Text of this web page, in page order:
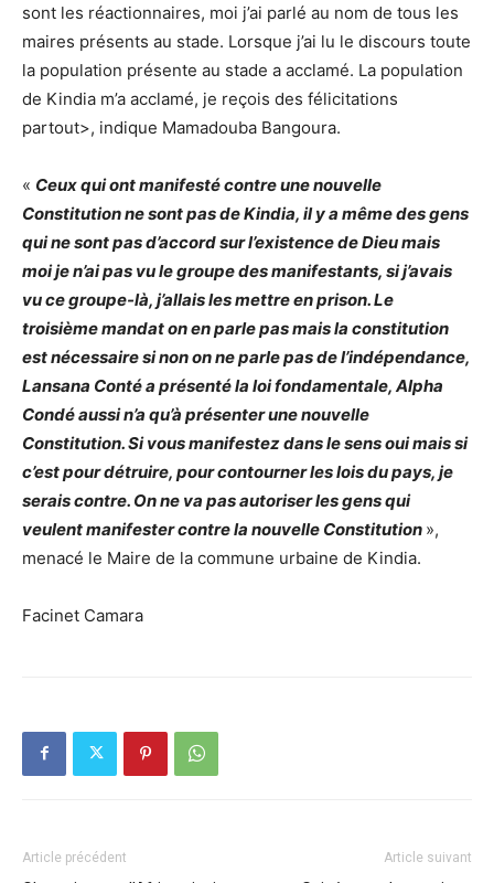
sont les réactionnaires, moi j’ai parlé au nom de tous les
maires présents au stade. Lorsque j’ai lu le discours toute
la population présente au stade a acclamé. La population
de Kindia m’a acclamé, je reçois des félicitations
partout>, indique Mamadouba Bangoura.
« Ceux qui ont manifesté contre une nouvelle
Constitution ne sont pas de Kindia, il y a même des gens
qui ne sont pas d’accord sur l’existence de Dieu mais
moi je n’ai pas vu le groupe des manifestants, si j’avais
vu ce groupe-là, j’allais les mettre en prison. Le
troisième mandat on en parle pas mais la constitution
est nécessaire si non on ne parle pas de l’indépendance,
Lansana Conté a présenté la loi fondamentale, Alpha
Condé aussi n’a qu’à présenter une nouvelle
Constitution. Si vous manifestez dans le sens oui mais si
c’est pour détruire, pour contourner les lois du pays, je
serais contre. On ne va pas autoriser les gens qui
veulent manifester contre la nouvelle Constitution »,
menacé le Maire de la commune urbaine de Kindia.
Facinet Camara
Article précédent Article suivant